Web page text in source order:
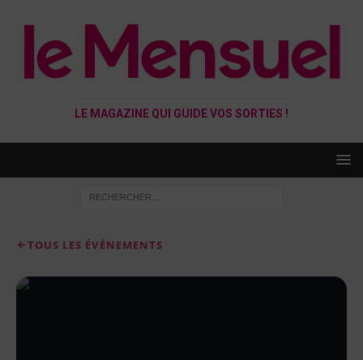
LE MAGAZINE QUI GUIDE VOS SORTIES !
TOUS LES ÉVÉNEMENTS